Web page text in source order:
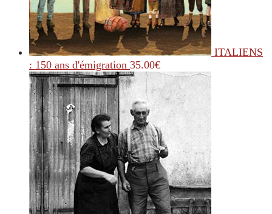
ITALIENS
: 150 ans d'émigration 35.00€